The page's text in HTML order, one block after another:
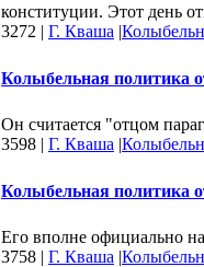
конституции. Этот день
3272 | Г. Кваша |
Колыбельная политика
Он считается "отцом
3598 | Г. Кваша |
Колыбельная политика
Его вполне официально
3758 | Г. Кваша |